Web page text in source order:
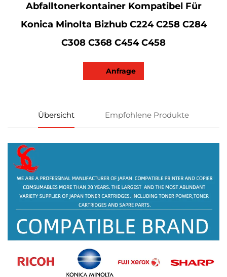
Abfalltonerkontainer Kompatibel Für
Konica Minolta Bizhub C224 C258 C284
C308 C368 C454 C458
Anfrage
Übersicht Empfohlene Produkte